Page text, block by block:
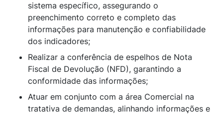
sistema específico, assegurando o
preenchimento correto e completo das
informações para manutenção e confiabilidade
dos indicadores;
Realizar a conferência de espelhos de Nota
Fiscal de Devolução (NFD), garantindo a
conformidade das informações;
Atuar em conjunto com a área Comercial na
tratativa de demandas, alinhando informações e